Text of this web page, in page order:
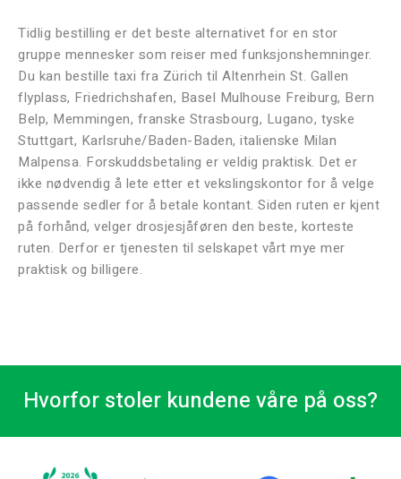
Tidlig bestilling er det beste alternativet for en stor
gruppe mennesker som reiser med funksjonshemninger.
Du kan bestille taxi fra Zürich til Altenrhein St. Gallen
flyplass, Friedrichshafen, Basel Mulhouse Freiburg, Bern
Belp, Memmingen, franske Strasbourg, Lugano, tyske
Stuttgart, Karlsruhe/Baden-Baden, italienske Milan
Malpensa. Forskuddsbetaling er veldig praktisk. Det er
ikke nødvendig å lete etter et vekslingskontor for å velge
passende sedler for å betale kontant. Siden ruten er kjent
på forhånd, velger drosjesjåføren den beste, korteste
ruten. Derfor er tjenesten til selskapet vårt mye mer
praktisk og billigere.
Hvorfor stoler kundene våre på oss?